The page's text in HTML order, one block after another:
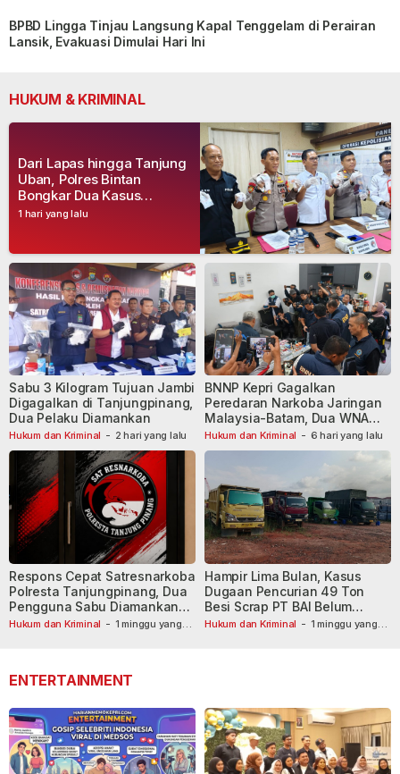
BPBD Lingga Tinjau Langsung Kapal Tenggelam di Perairan
Lansik, Evakuasi Dimulai Hari Ini
HUKUM & KRIMINAL
1 hari yang lalu
Dari Lapas hingga Tanjung
Uban, Polres Bintan
Bongkar Dua Kasus
Narkoba, Empat Tersangka
Hukum dan Kriminal - 2 hari yang lalu
Sabu 3 Kilogram Tujuan Jambi
Digagalkan di Tanjungpinang,
Dua Pelaku Diamankan
Hukum dan Kriminal - 6 hari yang lalu
BNNP Kepri Gagalkan
Peredaran Narkoba Jaringan
Malaysia-Batam, Dua WNA
Masih Diburu
Hukum dan Kriminal - 1 minggu yang
Respons Cepat Satresnarkoba
Polresta Tanjungpinang, Dua
Pengguna Sabu Diamankan
Usai Dilaporkan ke Call Center
Hukum dan Kriminal - 1 minggu yang
Hampir Lima Bulan, Kasus
Dugaan Pencurian 49 Ton
Besi Scrap PT BAI Belum
Tetapkan Tersangka
ENTERTAINMENT